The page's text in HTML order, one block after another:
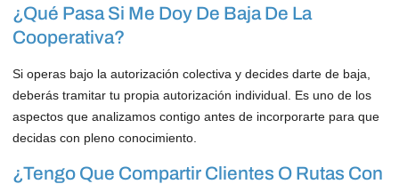
¿Qué Pasa Si Me Doy De Baja De La
Cooperativa?
Si operas bajo la autorización colectiva y decides darte de baja,
deberás tramitar tu propia autorización individual. Es uno de los
aspectos que analizamos contigo antes de incorporarte para que
decidas con pleno conocimiento.
¿Tengo Que Compartir Clientes O Rutas Con